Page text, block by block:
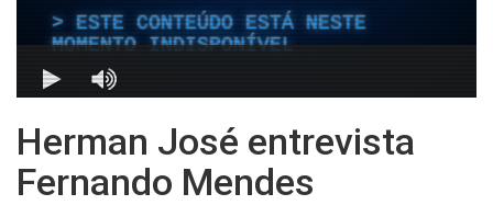
Herman José entrevista
Fernando Mendes